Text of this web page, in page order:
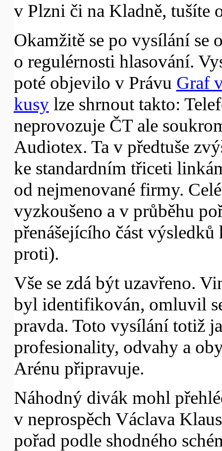
v Plzni či na Kladně, tušíte
Okamžitě se po vysílání se
o regulérnosti hlasování.
poté objevilo v Právu Graf
kusylze shrnout takto:
neprovozuje ČT ale
Audiotex. Ta v předtuše
ke standardním třiceti
od nejmenované firmy.
vyzkoušeno a v průběhu
přenášejícího část
proti).
Vše se zdá být uzavřeno.
byl identifikován, omluvil
pravda. Toto vysílání totiž
profesionality, odvahy a
Arénu připravuje.
Náhodný divák mohl
v neprospěch Václava
pořad podle shodného